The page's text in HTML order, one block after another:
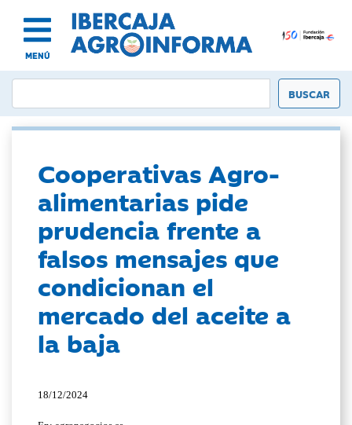
MENÚ
Cooperativas Agro-
alimentarias pide
prudencia frente a
falsos mensajes que
condicionan el
mercado del aceite a
la baja
18/12/2024